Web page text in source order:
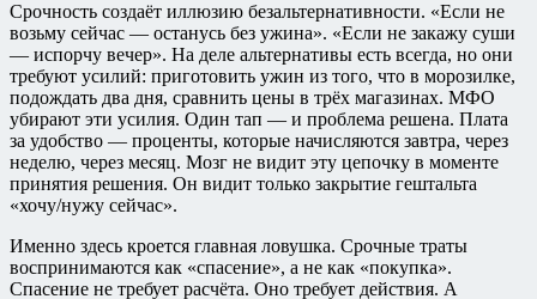
Срочность создаёт иллюзию безальтернативности. «Если не
возьму сейчас — останусь без ужина». «Если не закажу суши
— испорчу вечер». На деле альтернативы есть всегда, но они
требуют усилий: приготовить ужин из того, что в морозилке,
подождать два дня, сравнить цены в трёх магазинах. МФО
убирают эти усилия. Один тап — и проблема решена. Плата
за удобство — проценты, которые начисляются завтра, через
неделю, через месяц. Мозг не видит эту цепочку в моменте
принятия решения. Он видит только закрытие гештальта
«хочу/нужу сейчас».
Именно здесь кроется главная ловушка. Срочные траты
воспринимаются как «спасение», а не как «покупка».
Спасение не требует расчёта. Оно требует действия. А